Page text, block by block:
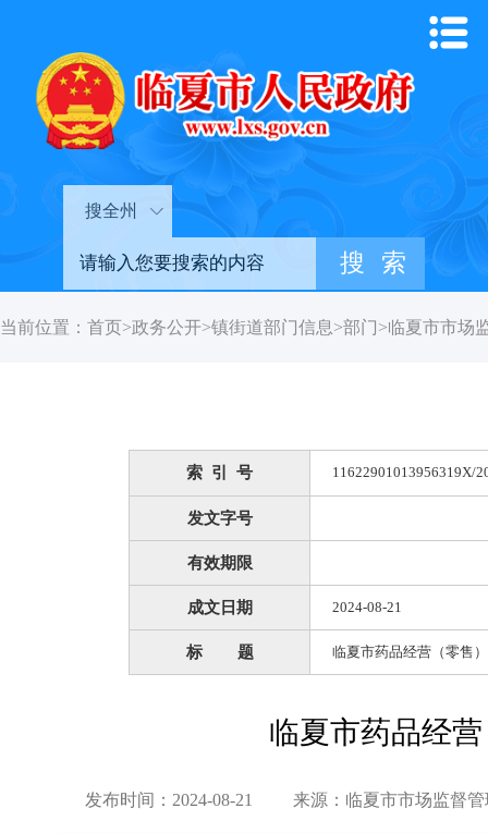
搜全州
当前位置： 首页>政务公开>镇街道部门信息>部门>临夏市市场
索 引 号 11622901013956319X/
发文字号
有效期限
成文日期 2024-08-21
标 题 临夏市药品经营（零售
临夏市药品经
发布时间：2024-08-21 来源：临夏市市场监督